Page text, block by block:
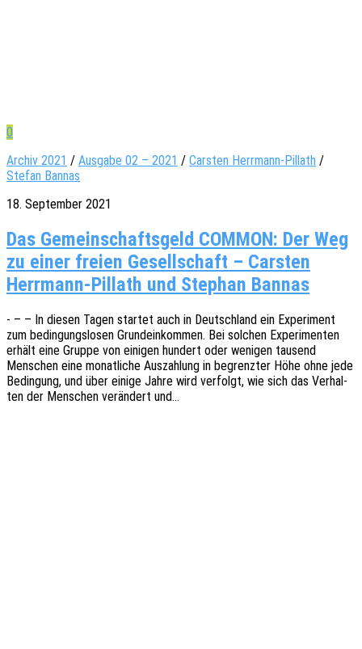
0
Archiv 2021 / Ausgabe 02 – 2021 / Carsten Herrmann-Pillath /
Stefan Bannas
18. September 2021
Das Gemeinschaftsgeld COMMON: Der Weg
zu einer freien Gesellschaft – Carsten
Herrmann-Pillath und Stephan Bannas
- – – In diesen Tagen star­tet auch in Deutsch­land ein Expe­ri­ment
zum bedin­gungs­lo­sen Grund­ein­kom­men. Bei solchen Expe­ri­men­ten
erhält eine Gruppe von eini­gen hundert oder weni­gen tausend
Menschen eine monat­li­che Auszah­lung in begrenz­ter Höhe ohne jede
Bedin­gung, und über einige Jahre wird verfolgt, wie sich das Verhal­
ten der Menschen verän­dert und…